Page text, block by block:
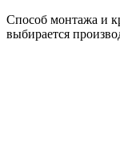
Способ монтажа и
выбирается